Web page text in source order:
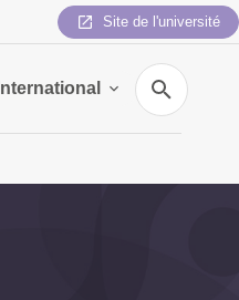
Site de l'université
International
Recherche